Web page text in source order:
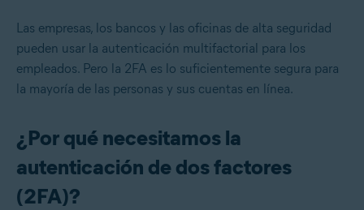
Las empresas, los bancos y las oficinas de alta seguridad
pueden usar la autenticación multifactorial para los
empleados. Pero la 2FA es lo suficientemente segura para
la mayoría de las personas y sus cuentas en línea.
¿Por qué necesitamos la
autenticación de dos factores
(2FA)?